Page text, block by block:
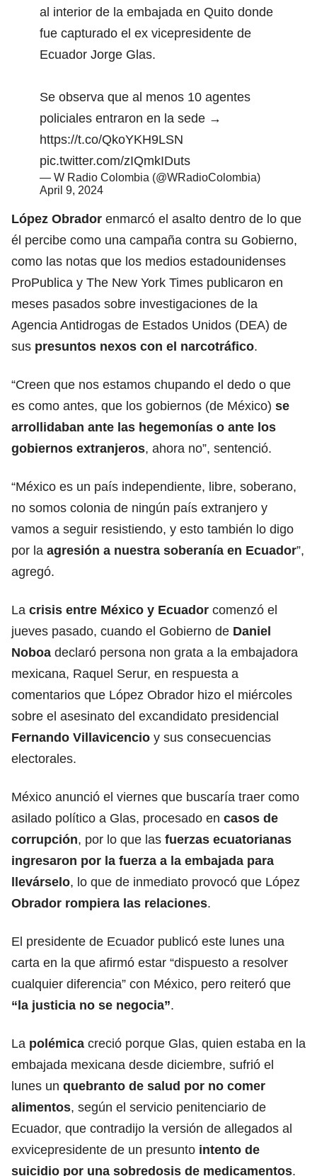
al interior de la embajada en Quito donde
fue capturado el ex vicepresidente de
Ecuador Jorge Glas.
Se observa que al menos 10 agentes
policiales entraron en la sede →
https://t.co/QkoYKH9LSN
pic.twitter.com/zIQmkIDuts
— W Radio Colombia (@WRadioColombia)
April 9, 2024
López Obrador enmarcó el asalto dentro de lo que
él percibe como una campaña contra su Gobierno,
como las notas que los medios estadounidenses
ProPublica y The New York Times publicaron en
meses pasados sobre investigaciones de la
Agencia Antidrogas de Estados Unidos (DEA) de
sus presuntos nexos con el narcotráfico.
“Creen que nos estamos chupando el dedo o que
es como antes, que los gobiernos (de México) se
arrollidaban ante las hegemonías o ante los
gobiernos extranjeros, ahora no”, sentenció.
“México es un país independiente, libre, soberano,
no somos colonia de ningún país extranjero y
vamos a seguir resistiendo, y esto también lo digo
por la agresión a nuestra soberanía en Ecuador”,
agregó.
La crisis entre México y Ecuador comenzó el
jueves pasado, cuando el Gobierno de Daniel
Noboa declaró persona non grata a la embajadora
mexicana, Raquel Serur, en respuesta a
comentarios que López Obrador hizo el miércoles
sobre el asesinato del excandidato presidencial
Fernando Villavicencio y sus consecuencias
electorales.
México anunció el viernes que buscaría traer como
asilado político a Glas, procesado en casos de
corrupción, por lo que las fuerzas ecuatorianas
ingresaron por la fuerza a la embajada para
llevárselo, lo que de inmediato provocó que López
Obrador rompiera las relaciones.
El presidente de Ecuador publicó este lunes una
carta en la que afirmó estar “dispuesto a resolver
cualquier diferencia” con México, pero reiteró que
“la justicia no se negocia”.
La polémica creció porque Glas, quien estaba en la
embajada mexicana desde diciembre, sufrió el
lunes un quebranto de salud por no comer
alimentos, según el servicio penitenciario de
Ecuador, que contradijo la versión de allegados al
exvicepresidente de un presunto intento de
suicidio por una sobredosis de medicamentos.